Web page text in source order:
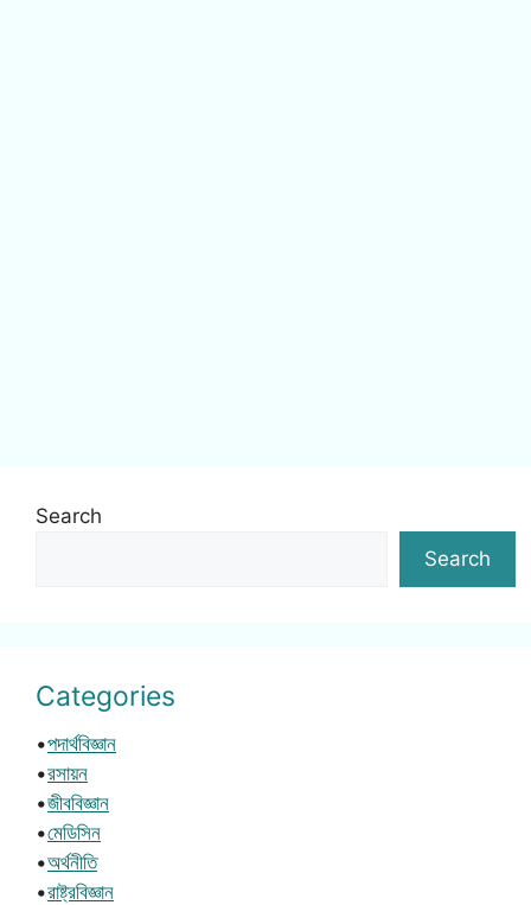
Search
Search
Categories
•পদার্থবিজ্ঞান
•রসায়ন
•জীববিজ্ঞান
•মেডিসিন
•অর্থনীতি
•রাষ্ট্রবিজ্ঞান